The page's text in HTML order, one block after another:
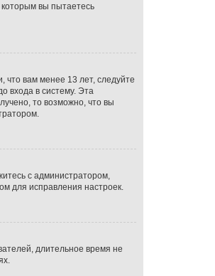
вы пытаетесь
что вам менее 13 лет, следуйте
входа в систему. Эта
то возможно, что вы
с администратором,
для исправления настроек.
длительное время не